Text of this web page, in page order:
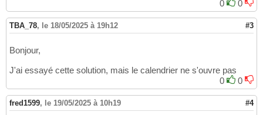
16
17
18
19
20
21
23
24
25
</
                    <Border Grid.ColumnSpan=
                        BorderBrush=
                        BorderThickness=
                        CornerRadius=
"4" />
<DatePickerTextBox
0
0
TBA_78, le 18/05/2025 à 19h12 #3
Bonjour,
J'ai essayé cette solution, mais le calendrier ne s'ouvre pas
0
0
fred1599, le 19/05/2025 à 10h19 #4